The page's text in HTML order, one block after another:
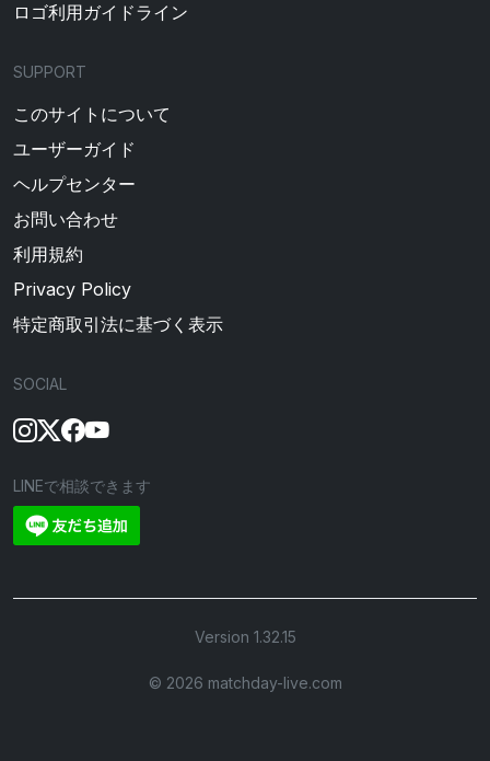
ロゴ利用ガイドライン
SUPPORT
このサイトについて
ユーザーガイド
ヘルプセンター
お問い合わせ
利用規約
Privacy Policy
特定商取引法に基づく表示
SOCIAL
LINEで相談できます
Version 1.32.15
©︎ 2026 matchday-live.com